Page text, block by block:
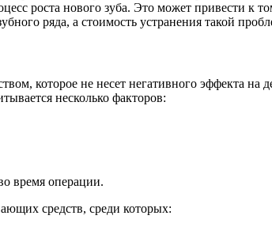
роста нового зуба. Это может привести к
ряда, а стоимость устранения такой
которое не несет негативного эффекта
несколько факторов:
время операции.
средств, среди которых: